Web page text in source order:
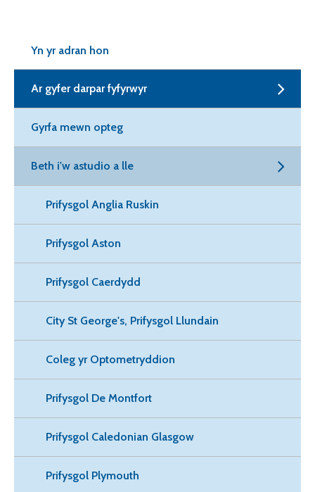
Yn yr adran hon
Ar gyfer darpar fyfyrwyr
Gyrfa mewn opteg
Beth i'w astudio a lle
Prifysgol Anglia Ruskin
Prifysgol Aston
Prifysgol Caerdydd
City St George's, Prifysgol Llundain
Coleg yr Optometryddion
Prifysgol De Montfort
Prifysgol Caledonian Glasgow
Prifysgol Plymouth